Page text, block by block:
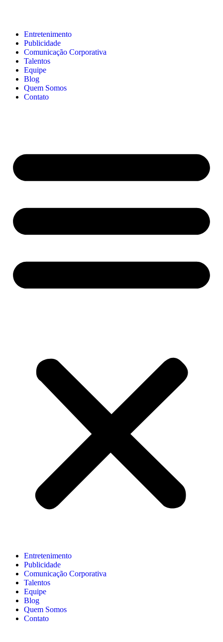
Entretenimento
Publicidade
Comunicação Corporativa
Talentos
Equipe
Blog
Quem Somos
Contato
Entretenimento
Publicidade
Comunicação Corporativa
Talentos
Equipe
Blog
Quem Somos
Contato